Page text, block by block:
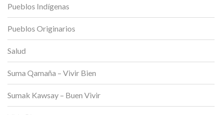
Pueblos Indígenas
Pueblos Originarios
Salud
Suma Qamaña – Vivir Bien
Sumak Kawsay – Buen Vivir